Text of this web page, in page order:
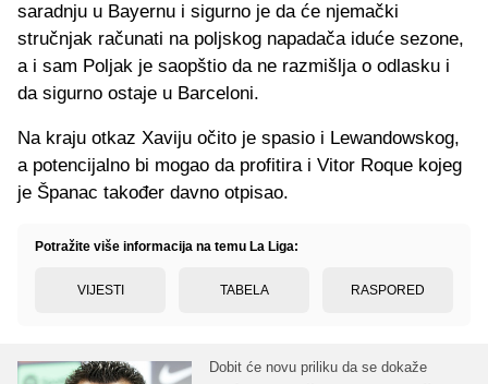
saradnju u Bayernu i sigurno je da će njemački
stručnjak računati na poljskog napadača iduće sezone,
a i sam Poljak je saopštio da ne razmišlja o odlasku i
da sigurno ostaje u Barceloni.
Na kraju otkaz Xaviju očito je spasio i Lewandowskog,
a potencijalno bi mogao da profitira i Vitor Roque kojeg
je Španac također davno otpisao.
Potražite više informacija na temu La Liga:
VIJESTI TABELA RASPORED
Dobit će novu priliku da se dokaže